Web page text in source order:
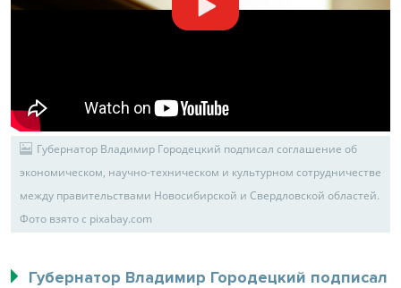
Губернатор Владимир Городецкий подписал соглашение об
экономическом, научно-техническом и культурном сотрудничестве
между правительствами Новосибирской и Свердловской областей.
Фото взято с pixabay.com
Губернатор Владимир Городецкий подписал